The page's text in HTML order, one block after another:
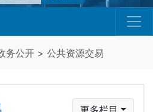
务公开 > 公共资源交易
更多栏目